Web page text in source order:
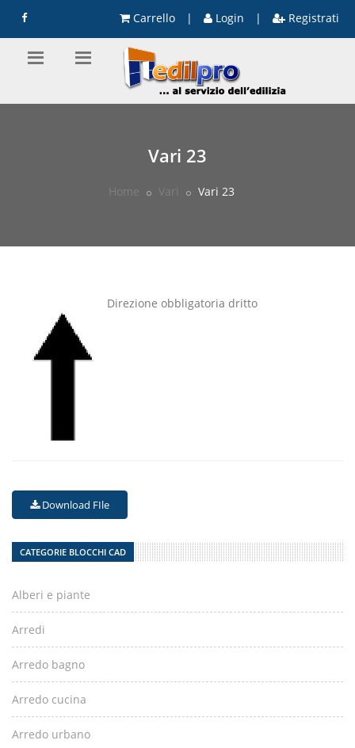
Carrello | Login | Registrati
Vari 23
Home Vari Vari 23
Direzione obbligatoria dritto
Download FIle
CATEGORIE BLOCCHI CAD
Alberi e piante
Arredi
Arredo bagno
Arredo cucina
Arredo urbano